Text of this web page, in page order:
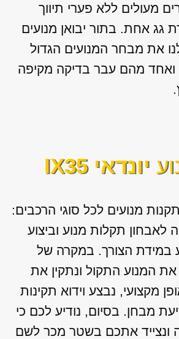
מעולים ללא פערי תיווך
גג אחת. בתור יבואן מנועים
את מבחר המנועים הגדול
ואחד מהם עבר בדיקה מקיפה
יונדאי IX35
מנועים לכל סוגי הרכבים:
לאבחון תקלות מנוע וביצוע
במידת הצורך. במקרה של
המנוע התקול ונתקין את
מקצועי, נבצע וידוא תקינות
מבחן. בסיום, נודיע לכם כי
ונצייד אתכם בשטר מכר לשם